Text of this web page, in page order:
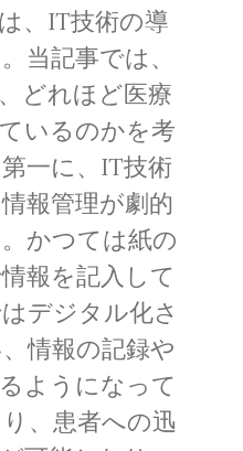
、IT技術の導
当記事では、
どれほど医療
いるのかを考
一に、IT技術
報管理が劇的
かつては紙の
報を記入して
デジタル化さ
情報の記録や
ようになって
、患者への迅